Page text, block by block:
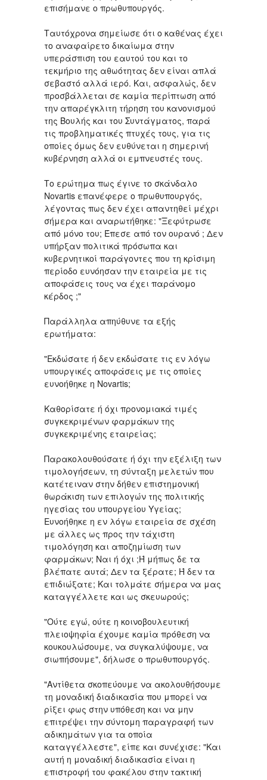
επισήμανε ο πρωθυπουργός.
Ταυτόχρονα σημείωσε ότι ο καθένας έχει
το αναφαίρετο δικαίωμα στην
υπεράσπιση του εαυτού του και το
τεκμήριο της αθωότητας δεν είναι απλά
σεβαστό αλλά ιερό. Και, ασφαλώς, δεν
προσβάλλεται σε καμία περίπτωση από
την απαρέγκλιτη τήρηση του κανονισμού
της Βουλής και του Συντάγματος, παρά
τις προβληματικές πτυχές τους, για τις
οποίες όμως δεν ευθύνεται η σημερινή
κυβέρνηση αλλά οι εμπνευστές τους.
Το ερώτημα πως έγινε το σκάνδαλο
Novartis επανέφερε ο πρωθυπουργός,
λέγοντας πως δεν έχει απαντηθεί μέχρι
σήμερα και αναρωτήθηκε: "Ξεφύτρωσε
από μόνο του; Έπεσε από τον ουρανό ; Δεν
υπήρξαν πολιτικά πρόσωπα και
κυβερνητικοί παράγοντες που τη κρίσιμη
περίοδο ευνόησαν την εταιρεία με τις
αποφάσεις τους να έχει παράνομο
κέρδος ;"
Παράλληλα απηύθυνε τα εξής
ερωτήματα:
"Εκδώσατε ή δεν εκδώσατε τις εν λόγω
υπουργικές αποφάσεις με τις οποίες
ευνοήθηκε η Novartis;
Καθορίσατε ή όχι προνομιακά τιμές
συγκεκριμένων φαρμάκων της
συγκεκριμένης εταιρείας;
Παρακολουθούσατε ή όχι την εξέλιξη των
τιμολογήσεων, τη σύνταξη μελετών που
κατέτειναν στην δήθεν επιστημονική
θωράκιση των επιλογών της πολιτικής
ηγεσίας του υπουργείου Υγείας;
Ευνοήθηκε η εν λόγω εταιρεία σε σχέση
με άλλες ως προς την τάχιστη
τιμολόγηση και αποζημίωση των
φαρμάκων; Ναι ή όχι ;Ή μήπως δε τα
βλέπατε αυτά; Δεν τα ξέρατε; Ή δεν τα
επιδιώξατε; Και τολμάτε σήμερα να μας
καταγγέλλετε και ως σκευωρούς;
"Ούτε εγώ, ούτε η κοινοβουλευτική
πλειοψηφία έχουμε καμία πρόθεση να
κουκουλώσουμε, να συγκαλύψουμε, να
σιωπήσουμε", δήλωσε ο πρωθυπουργός.
"Αντίθετα σκοπεύουμε να ακολουθήσουμε
τη μοναδική διαδικασία που μπορεί να
ρίξει φως στην υπόθεση και να μην
επιτρέψει την σύντομη παραγραφή των
αδικημάτων για τα οποία
καταγγέλλεστε", είπε και συνέχισε: "Και
αυτή η μοναδική διαδικασία είναι η
επιστροφή του φακέλου στην τακτική